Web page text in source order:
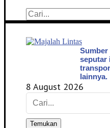
Sumber
seputar
lainnya.
8 August 2026
Temukan